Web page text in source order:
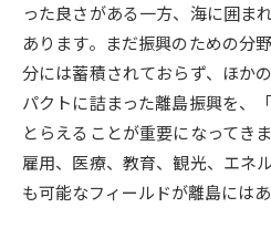
SELFBRAND特集ページ
オープンキャンパスなどを調
オープンキャンパス検索
った良さがある一方、海に囲ま
あります。まだ振興のための分
分には蓄積されておらず、ほか
パクトに詰まった離島振興を、
とらえることが重要になってき
雇用、医療、教育、観光、エネ
も可能なフィールドが離島にはあ